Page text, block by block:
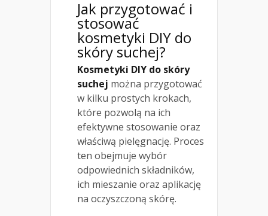
Jak przygotować i
stosować
kosmetyki DIY do
skóry suchej?
Kosmetyki DIY do skóry
suchej można przygotować
w kilku prostych krokach,
które pozwolą na ich
efektywne stosowanie oraz
właściwą pielęgnację. Proces
ten obejmuje wybór
odpowiednich składników,
ich mieszanie oraz aplikację
na oczyszczoną skórę.